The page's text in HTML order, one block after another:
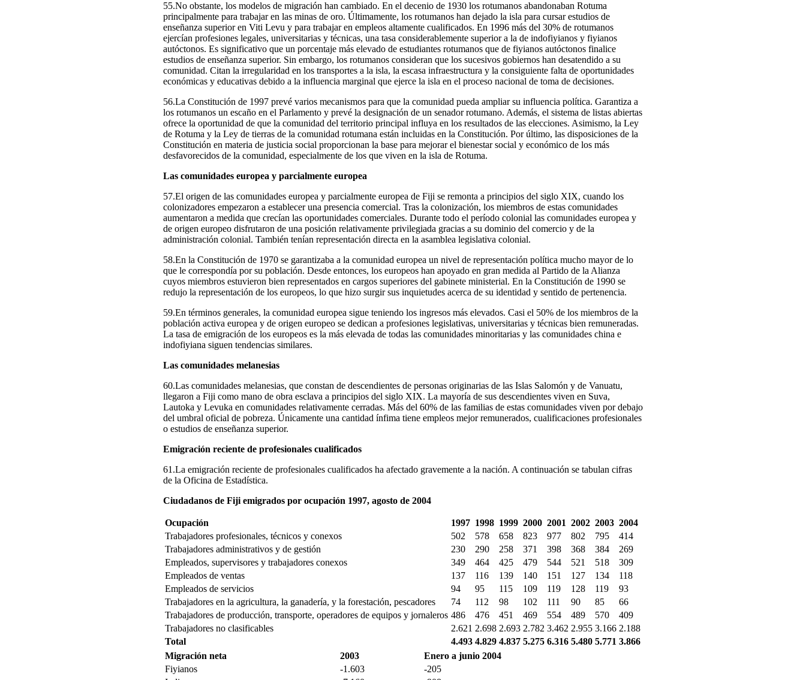
55.No obstante, los modelos de migración han cambiado. En el decenio de 1930 los rotumanos abandonaban Rotuma
principalmente para trabajar en las minas de oro. Últimamente, los rotumanos han dejado la isla para cursar estudios de
enseñanza superior en Viti Levu y para trabajar en empleos altamente cualificados. En 1996 más del 30% de rotumanos
ejercían profesiones legales, universitarias y técnicas, una tasa considerablemente superior a la de indofiyianos y fiyianos
autóctonos. Es significativo que un porcentaje más elevado de estudiantes rotumanos que de fiyianos autóctonos finalice
estudios de enseñanza superior. Sin embargo, los rotumanos consideran que los sucesivos gobiernos han desatendido a su
comunidad. Citan la irregularidad en los transportes a la isla, la escasa infraestructura y la consiguiente falta de oportunidades
económicas y educativas debido a la influencia marginal que ejerce la isla en el proceso nacional de toma de decisiones.
56.La Constitución de 1997 prevé varios mecanismos para que la comunidad pueda ampliar su influencia política. Garantiza a
los rotumanos un escaño en el Parlamento y prevé la designación de un senador rotumano. Además, el sistema de listas abiertas
ofrece la oportunidad de que la comunidad del territorio principal influya en los resultados de las elecciones. Asimismo, la Ley
de Rotuma y la Ley de tierras de la comunidad rotumana están incluidas en la Constitución. Por último, las disposiciones de la
Constitución en materia de justicia social proporcionan la base para mejorar el bienestar social y económico de los más
desfavorecidos de la comunidad, especialmente de los que viven en la isla de Rotuma.
Las comunidades europea y parcialmente europea
57.El origen de las comunidades europea y parcialmente europea de Fiji se remonta a principios del siglo XIX, cuando los
colonizadores empezaron a establecer una presencia comercial. Tras la colonización, los miembros de estas comunidades
aumentaron a medida que crecían las oportunidades comerciales. Durante todo el período colonial las comunidades europea y
de origen europeo disfrutaron de una posición relativamente privilegiada gracias a su dominio del comercio y de la
administración colonial. También tenían representación directa en la asamblea legislativa colonial.
58.En la Constitución de 1970 se garantizaba a la comunidad europea un nivel de representación política mucho mayor de lo
que le correspondía por su población. Desde entonces, los europeos han apoyado en gran medida al Partido de la Alianza
cuyos miembros estuvieron bien representados en cargos superiores del gabinete ministerial. En la Constitución de 1990 se
redujo la representación de los europeos, lo que hizo surgir sus inquietudes acerca de su identidad y sentido de pertenencia.
59.En términos generales, la comunidad europea sigue teniendo los ingresos más elevados. Casi el 50% de los miembros de la
población activa europea y de origen europeo se dedican a profesiones legislativas, universitarias y técnicas bien remuneradas.
La tasa de emigración de los europeos es la más elevada de todas las comunidades minoritarias y las comunidades china e
indofiyiana siguen tendencias similares.
Las comunidades melanesias
60.Las comunidades melanesias, que constan de descendientes de personas originarias de las Islas Salomón y de Vanuatu,
llegaron a Fiji como mano de obra esclava a principios del siglo XIX. La mayoría de sus descendientes viven en Suva,
Lautoka y Levuka en comunidades relativamente cerradas. Más del 60% de las familias de estas comunidades viven por debajo
del umbral oficial de pobreza. Únicamente una cantidad ínfima tiene empleos mejor remunerados, cualificaciones profesionales
o estudios de enseñanza superior.
Emigración reciente de profesionales cualificados
61.La emigración reciente de profesionales cualificados ha afectado gravemente a la nación. A continuación se tabulan cifras
de la Oficina de Estadística.
Ciudadanos de Fiji emigrados por ocupación 1997, agosto de 2004
Ocupación 1997 1998 1999 2000 2001 2002 2003 2004
Trabajadores profesionales, técnicos y conexos
502 578 658 823 977 802 795
414
Trabajadores administrativos y de gestión
230 290 258 371 398 368 384
269
Empleados, supervisores y trabajadores conexos
349 464 425 479 544 521 518
309
Empleados de ventas
137 116 139 140 151 127 134
118
Empleados de servicios
94 95 115 109 119 128 119
93
Trabajadores en la agricultura, la ganadería, y la forestación, pescadores
74 112 98 102 111 90 85
66
Trabajadores de producción, transporte, operadores de equipos y jornaleros 486 476 451 469 554 489 570
409
Trabajadores no clasificables
2.621 2.698 2.693 2.782 3.462 2.955 3.166 2.188
Total
4.493 4.829 4.837 5.275 6.316 5.480 5.771 3.866
Migración neta
2003
Enero a junio 2004
Fiyianos
-1.603
-205